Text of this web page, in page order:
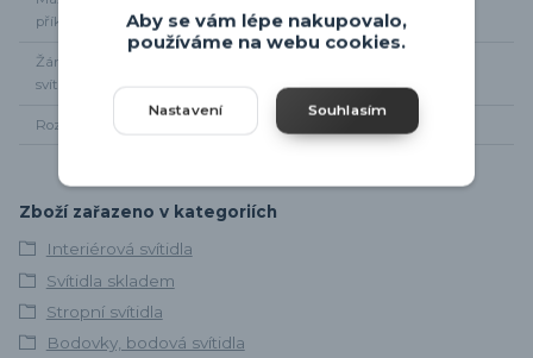
příkon
Žárovky součástí
svítidla
Rozměr svítidla 30 x 9cm, od stropu 15cm
Zboží zařazeno v kategoriích
Interiérová svítidla
Svítidla skladem
Stropní svítidla
Bodovky, bodová svítidla
Aby se vám lépe nakupovalo,
používáme na webu cookies.
Nastavení Souhlasím